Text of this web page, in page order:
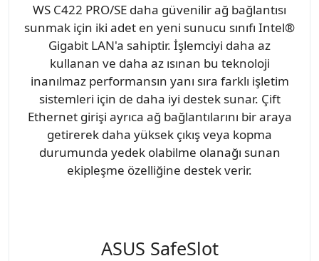
WS C422 PRO/SE daha güvenilir ağ bağlantısı
sunmak için iki adet en yeni sunucu sınıfı Intel®
Gigabit LAN'a sahiptir. İşlemciyi daha az
kullanan ve daha az ısınan bu teknoloji
inanılmaz performansın yanı sıra farklı işletim
sistemleri için de daha iyi destek sunar. Çift
Ethernet girişi ayrıca ağ bağlantılarını bir araya
getirerek daha yüksek çıkış veya kopma
durumunda yedek olabilme olanağı sunan
ekipleşme özelliğine destek verir.
ASUS SafeSlot